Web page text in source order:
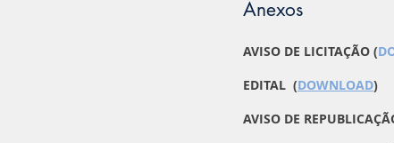
Anexos
AVISO DE LICITAÇÃO (
EDITAL (DOWNLOAD)
AVISO DE